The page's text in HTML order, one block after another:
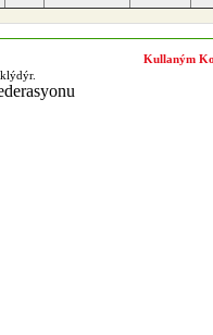
Kullaným